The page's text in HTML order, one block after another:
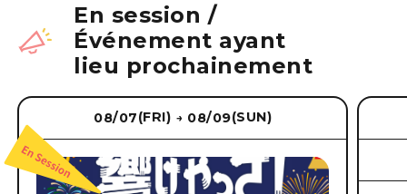
En session /
Événement ayant
lieu prochainement
08/07(FRI) → 08/09(SUN)